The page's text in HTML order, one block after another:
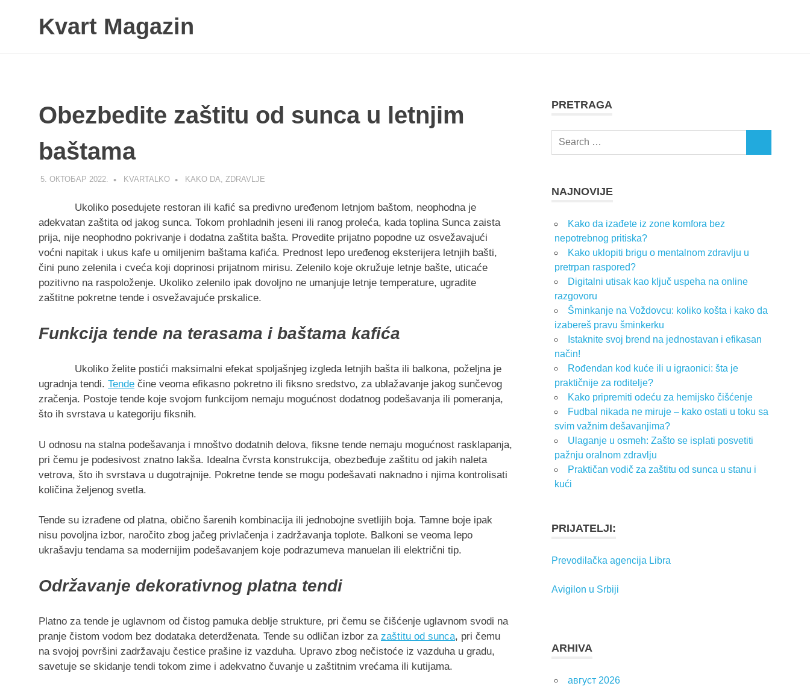
Kvart Magazin
Obezbedite zaštitu od sunca u letnjim
baštama
5. ОКТОБАР 2022. KVARTALKO KAKO DA ZDRAVLJE
Ukoliko posedujete restoran ili kafić sa predivno uređenom letnjom baštom, neophodna je
adekvatan zaštita od jakog sunca. Tokom prohladnih jeseni ili ranog proleća, kada toplina Sunca zaista
prija, nije neophodno pokrivanje i dodatna zaštita bašta. Provedite prijatno popodne uz osvežavajući
voćni napitak i ukus kafe u omiljenim baštama kafića. Prednost lepo uređenog eksterijera letnjih bašti,
čini puno zelenila i cveća koji doprinosi prijatnom mirisu. Zelenilo koje okružuje letnje bašte, uticaće
pozitivno na raspoloženje. Ukoliko zelenilo ipak dovoljno ne umanjuje letnje temperature, ugradite
zaštitne pokretne tende i osvežavajuće prskalice.
Funkcija tende na terasama i baštama kafića
Ukoliko želite postići maksimalni efekat spoljašnjeg izgleda letnjih bašta ili balkona, poželjna je
ugradnja tendi. Tende čine veoma efikasno pokretno ili fiksno sredstvo, za ublažavanje jakog sunčevog
zračenja. Postoje tende koje svojom funkcijom nemaju mogućnost dodatnog podešavanja ili pomeranja,
što ih svrstava u kategoriju fiksnih.
U odnosu na stalna podešavanja i mnoštvo dodatnih delova, fiksne tende nemaju mogućnost rasklapanja,
pri čemu je podesivost znatno lakša. Idealna čvrsta konstrukcija, obezbeđuje zaštitu od jakih naleta
vetrova, što ih svrstava u dugotrajnije. Pokretne tende se mogu podešavati naknadno i njima kontrolisati
količina željenog svetla.
Tende su izrađene od platna, obično šarenih kombinacija ili jednobojne svetlijih boja. Tamne boje ipak
nisu povoljna izbor, naročito zbog jačeg privlačenja i zadržavanja toplote. Balkoni se veoma lepo
ukrašavju tendama sa modernijim podešavanjem koje podrazumeva manuelan ili električni tip.
Održavanje dekorativnog platna tendi
Platno za tende je uglavnom od čistog pamuka deblje strukture, pri čemu se čišćenje uglavnom svodi na
pranje čistom vodom bez dodataka deterdženata. Tende su odličan izbor za zaštitu od sunca, pri čemu
na svojoj površini zadržavaju čestice prašine iz vazduha. Upravo zbog nečistoće iz vazduha u gradu,
savetuje se skidanje tendi tokom zime i adekvatno čuvanje u zaštitnim vrećama ili kutijama.
PRETRAGA
Search
NAJNOVIJE
Kako da izađete iz zone komfora bez
nepotrebnog pritiska?
Kako uklopiti brigu o mentalnom zdravlju u
pretrpan raspored?
Digitalni utisak kao ključ uspeha na online
razgovoru
Šminkanje na Voždovcu: koliko košta i kako da
izabereš pravu šminkerku
Istaknite svoj brend na jednostavan i efikasan
način!
Rođendan kod kuće ili u igraonici: šta je
praktičnije za roditelje?
Kako pripremiti odeću za hemijsko čišćenje
Fudbal nikada ne miruje – kako ostati u toku sa
svim važnim dešavanjima?
Ulaganje u osmeh: Zašto se isplati posvetiti
pažnju oralnom zdravlju
Praktičan vodič za zaštitu od sunca u stanu i
kući
PRIJATELJI:
Prevodilačka agencija Libra
Avigilon u Srbiji
ARHIVA
август 2026